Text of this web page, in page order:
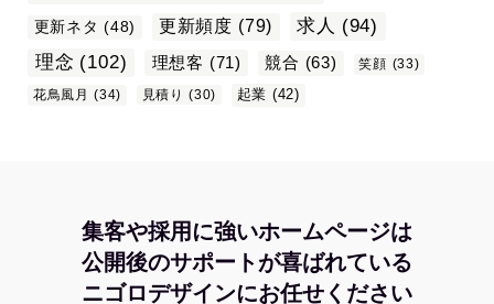
更新ネタ (48) 更新頻度 (79) 求人 (94)
理念 (102) 理想客 (71) 競合 (63) 笑顔 (33)
花鳥風月
(34) 見積り (30) 起業 (42)
集客や採用に強いホームページは
公開後のサポートが喜ばれている
ニゴロデザインにお任せください